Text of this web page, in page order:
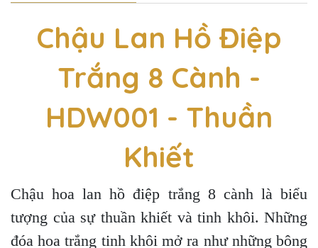
Chậu Lan Hồ Điệp
Trắng 8 Cành -
HDW001 - Thuần
Khiết
Chậu hoa lan hồ điệp trắng 8 cành là biểu
tượng của sự thuần khiết và tinh khôi. Những
đóa hoa trắng tinh khôi mở ra như những bông